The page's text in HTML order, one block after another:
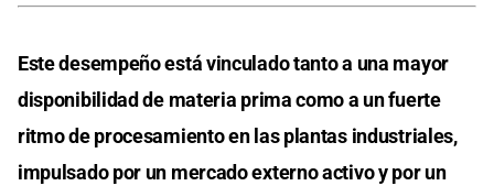
Este desempeño está vinculado tanto a una mayor
disponibilidad de materia prima como a un fuerte
ritmo de procesamiento en las plantas industriales,
impulsado por un mercado externo activo y por un